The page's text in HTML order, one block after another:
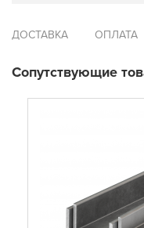
ДОСТАВКА ОПЛАТА
Сопутствующие